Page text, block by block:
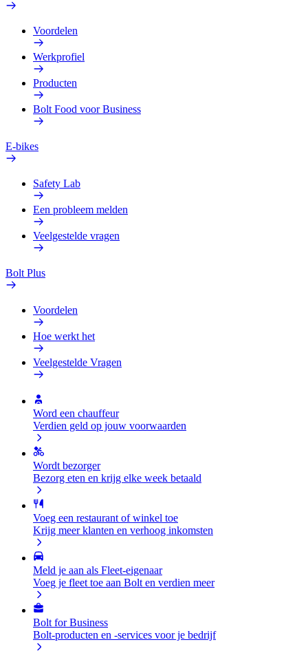
Voordelen
Werkprofiel
Producten
Bolt Food voor Business
E-bikes
Safety Lab
Een probleem melden
Veelgestelde vragen
Bolt Plus
Voordelen
Hoe werkt het
Veelgestelde Vragen
Word een chauffeur
Verdien geld op jouw voorwaarden
Wordt bezorger
Bezorg eten en krijg elke week betaald
Voeg een restaurant of winkel toe
Krijg meer klanten en verhoog inkomsten
Meld je aan als Fleet-eigenaar
Voeg je fleet toe aan Bolt en verdien meer
Bolt for Business
Bolt-producten en -services voor je bedrijf